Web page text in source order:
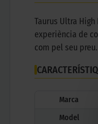
Taurus Ultra
experiència de
com pel seu preu.
Marca
Model